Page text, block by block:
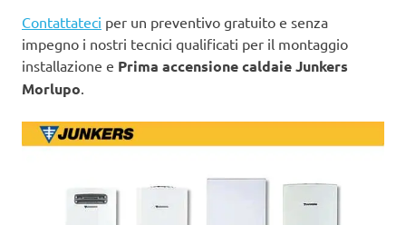
Contattateci per un preventivo gratuito e senza
impegno i nostri tecnici qualificati per il montaggio
installazione e Prima accensione caldaie Junkers
Morlupo.